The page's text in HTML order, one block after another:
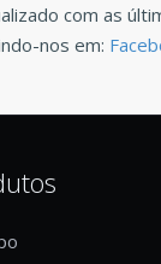
com as
nos em: